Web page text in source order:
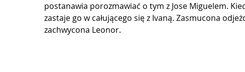
postanawia porozmawiać o tym z Jose Miguelem.
zastaje go w całującego się z Ivaną. Zasmucona
zachwycona Leonor.